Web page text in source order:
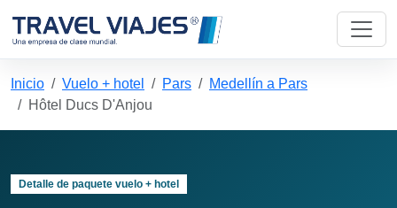
Inicio Vuelo + hotel Pars
Medellín a Pars
Hôtel Ducs D'Anjou
Detalle de paquete vuelo + hotel